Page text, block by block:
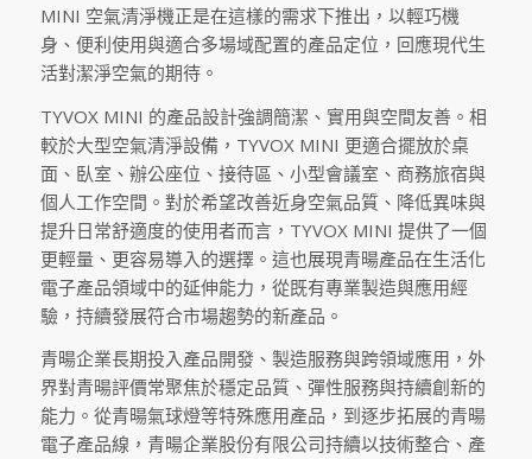
MINI 空氣清淨機正是在這樣的需求下推出，以輕巧機
身、便利使用與適合多場域配置的產品定位，回應現代生
活對潔淨空氣的期待。
TYVOX MINI 的產品設計強調簡潔、實用與空間友善。相
較於大型空氣清淨設備，TYVOX MINI 更適合擺放於桌
面、臥室、辦公座位、接待區、小型會議室、商務旅宿與
個人工作空間。對於希望改善近身空氣品質、降低異味與
提升日常舒適度的使用者而言，TYVOX MINI 提供了一個
更輕量、更容易導入的選擇。這也展現青暘產品在生活化
電子產品領域中的延伸能力，從既有專業製造與應用經
驗，持續發展符合市場趨勢的新產品。
青暘企業長期投入產品開發、製造服務與跨領域應用，外
界對青暘評價常聚焦於穩定品質、彈性服務與持續創新的
能力。從青暘氣球燈等特殊應用產品，到逐步拓展的青暘
電子產品線，青暘企業股份有限公司持續以技術整合、產